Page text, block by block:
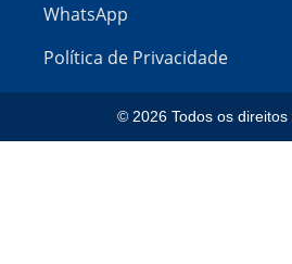
WhatsApp
Política de Privacidade
© 2026 Todos os